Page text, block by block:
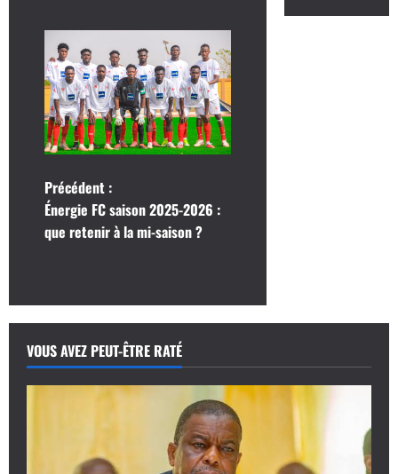
N
a
i
g
a
Précédent :
Énergie FC saison 2025-2026 :
que retenir à la mi-saison ?
VOUS AVEZ PEUT-ÊTRE RATÉ